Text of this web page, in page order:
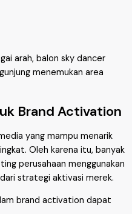
arah, balon sky dancer
menemukan area
Brand Activation
yang mampu menarik
Oleh karena itu, banyak
perusahaan menggunakan
strategi aktivasi merek.
brand activation dapat